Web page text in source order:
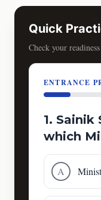
Quick
Check your
ENTRANCE
1. Sainik
which
A